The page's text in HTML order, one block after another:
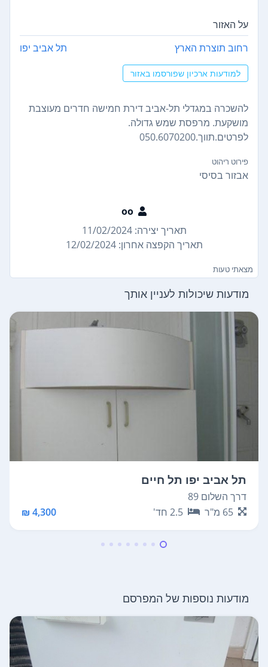
על האזור
רחוב תוצרת הארץ תל אביב יפו
למודעות ארכיון שפורסמו באזור
להשכרה במגדלי תל-אביב דירת חמישה חדרים מעוצבת
מושקעת. מרפסת שמש גדולה.
לפרטים.תווך.050.6070200
פירוט ריהוט
אבזור בסיסי
oo
תאריך יצירה: 11/02/2024
תאריך הקפצה אחרון: 12/02/2024
מצאתי טעות
מודעות שיכולות לעניין אותך
תל אביב יפו תל חיים
דרך השלום 89
65 מ"ר 2.5 חד' 4,300 ₪
מודעות נוספות של המפרסם